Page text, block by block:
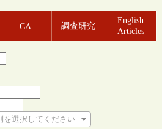
CA 調査研究
English
Articles
を選択してください